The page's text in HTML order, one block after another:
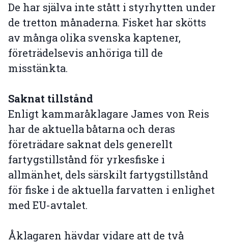
De har själva inte stått i styrhytten under
de tretton månaderna. Fisket har skötts
av många olika svenska kaptener,
företrädelsevis anhöriga till de
misstänkta.
Saknat tillstånd
Enligt kammaråklagare James von Reis
har de aktuella båtarna och deras
företrädare saknat dels generellt
fartygstillstånd för yrkesfiske i
allmänhet, dels särskilt fartygstillstånd
för fiske i de aktuella farvatten i enlighet
med EU-avtalet.
Åklagaren hävdar vidare att de två